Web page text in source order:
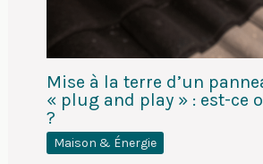
Mise à la terre d’un
« plug and play » : est-ce
?
Maison & Énergie